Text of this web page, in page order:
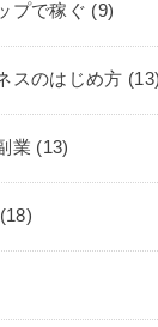
プで稼ぐ (9)
スのはじめ方 (13)
業 (13)
(18)